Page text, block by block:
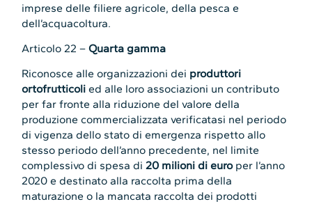
imprese delle filiere agricole, della pesca e
dell’acquacoltura.
Articolo 22 –Quarta gamma
Riconosce alle organizzazioni dei produttori
ortofrutticolied alle loro associazioni un contributo
per far fronte alla riduzione del valore della
produzione commercializzata verificatasi nel periodo
di vigenza dello stato di emergenza rispetto allo
stesso periodo dell’anno precedente, nel limite
complessivo di spesa di20 milioni di euro per l’anno
2020 e destinato alla raccolta prima della
maturazione o la mancata raccolta dei prodotti